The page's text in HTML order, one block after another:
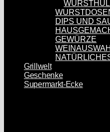
DIPS UND
GEWÜRZE
Grillwelt
Geschenke
Supermarkt-Ecke